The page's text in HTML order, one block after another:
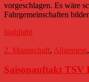
vorgeschlagen. Es wäre
Fahrgemeinschaften
highlight
2. Mannschaft, Allgemein,
Saisonauftakt TSV